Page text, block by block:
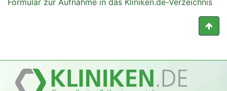
Formular zur Aufnahme in das Kliniken.de-Verzeichnis